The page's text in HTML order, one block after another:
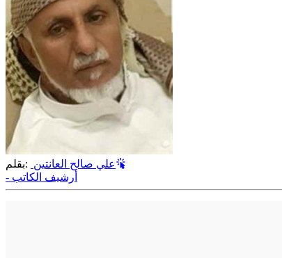
بقلم: علي صالح العانتين
- أرشيف الكاتب